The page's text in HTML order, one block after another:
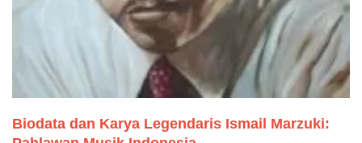
Biodata dan Karya Legendaris Ismail Marzuki: